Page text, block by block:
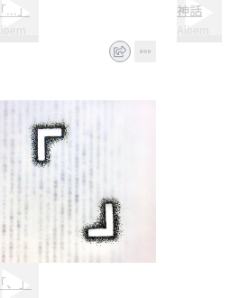
「...」
Albem
神話
Albem
「、」